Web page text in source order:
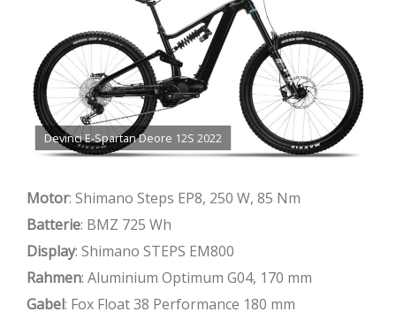
Devinci E-Spartan Deore 12S 2022
Motor: Shimano Steps EP8, 250 W, 85 Nm
Batterie: BMZ 725 Wh
Display: Shimano STEPS EM800
Rahmen: Aluminium Optimum G04, 170 mm
Gabel: Fox Float 38 Performance 180 mm